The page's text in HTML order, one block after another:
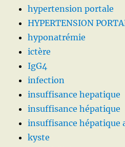
hypertension portale
HYPERTENSION
hyponatrémie
ictère
IgG4
infection
insuffisance hepatique
insuffisance hépatique
insuffisance hépatique
kyste